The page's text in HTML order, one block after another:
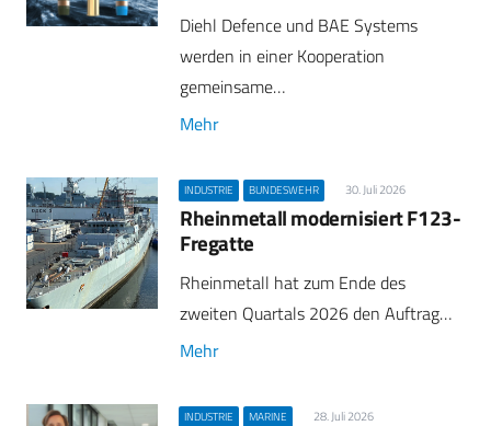
Diehl Defence und BAE Systems
werden in einer Kooperation
gemeinsame…
Mehr
INDUSTRIE BUNDESWEHR 30. Juli 2026
Rheinmetall modernisiert F123-
Fregatte
Rheinmetall hat zum Ende des
zweiten Quartals 2026 den Auftrag…
Mehr
INDUSTRIE MARINE 28. Juli 2026